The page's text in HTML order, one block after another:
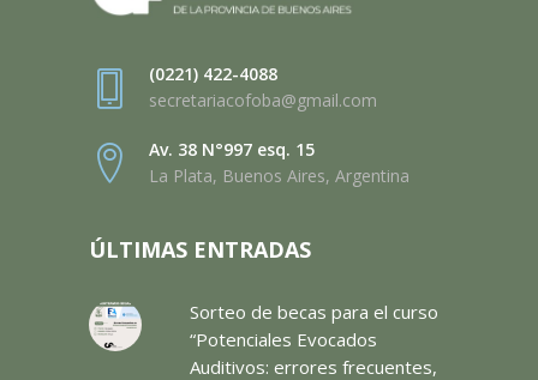
(0221) 422-4088
secretariacofoba@gmail.com
Av. 38 N°997 esq. 15
La Plata, Buenos Aires, Argentina
ÚLTIMAS ENTRADAS
Sorteo de becas para el curso
“Potenciales Evocados
Auditivos: errores frecuentes,